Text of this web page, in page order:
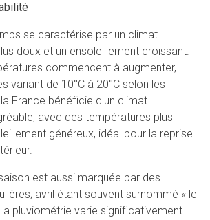
se caractérise par un climat
doux et un ensoleillement croissant.
commencent à augmenter,
variant de 10°C à 20°C selon les
France bénéficie d'un climat
avec des températures plus
généreux, idéal pour la reprise
est aussi marquée par des
avril étant souvent surnommé « le
pluviométrie varie significativement